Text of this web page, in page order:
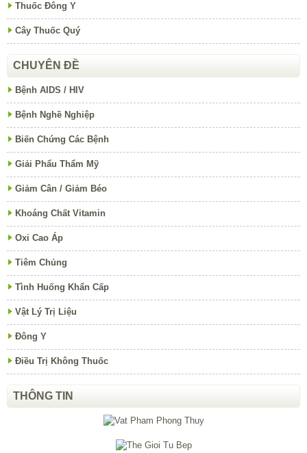
Thuốc Đông Y
Cây Thuốc Quý
CHUYÊN ĐỀ
Bệnh AIDS / HIV
Bệnh Nghề Nghiệp
Biến Chứng Các Bệnh
Giải Phẩu Thẩm Mỹ
Giảm Cân / Giảm Béo
Khoáng Chất Vitamin
Oxi Cao Áp
Tiêm Chủng
Tình Huống Khẩn Cấp
Vật Lý Trị Liệu
Đông Y
Điều Trị Không Thuốc
THÔNG TIN